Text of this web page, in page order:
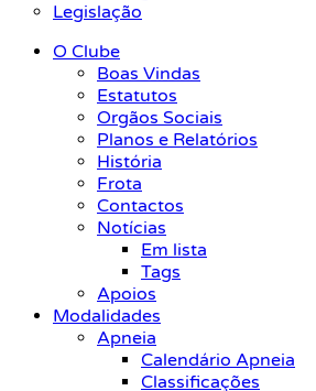
Legislação
O Clube
Boas Vindas
Estatutos
Orgãos Sociais
Planos e Relatórios
História
Frota
Contactos
Notícias
Em lista
Tags
Apoios
Modalidades
Apneia
Calendário Apneia
Classificações